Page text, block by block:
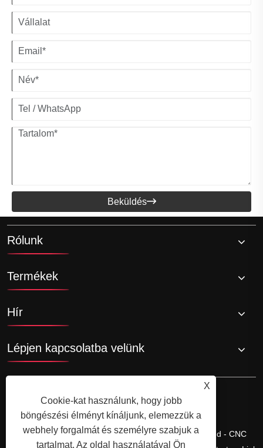
Beküldés
Rólunk
Termékek
Hír
Lépjen kapcsolatba velünk
Copyright © Ningbo Shengfa Hardware Factory Limited - CNC
X
Cookie-kat használunk, hogy jobb
böngészési élményt kínáljunk, elemezzük a
webhely forgalmát és személyre szabjuk a
tartalmat. Az oldal használatával Ön